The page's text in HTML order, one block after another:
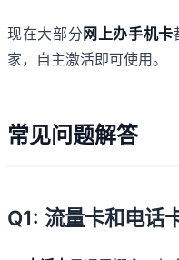
现在大部分 网上办手机卡
家，自主激活即可使用。
常见问题解答
Q1: 流量卡和电话